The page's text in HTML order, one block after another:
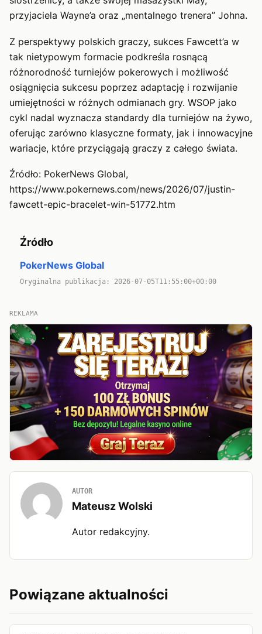
przyjaciela Wayne’a oraz „mentalnego trenera” Johna.
Z perspektywy polskich graczy, sukces Fawcett’a w
tak nietypowym formacie podkreśla rosnącą
różnorodność turniejów pokerowych i możliwość
osiągnięcia sukcesu poprzez adaptację i rozwijanie
umiejętności w różnych odmianach gry. WSOP jako
cykl nadal wyznacza standardy dla turniejów na żywo,
oferując zarówno klasyczne formaty, jak i innowacyjne
wariacje, które przyciągają graczy z całego świata.
Źródło: PokerNews Global,
https://www.pokernews.com/news/2026/07/justin-
fawcett-epic-bracelet-win-51772.htm
Źródło
PokerNews Global
Oryginalna publikacja: 2026-07-05T11:55:00+00:00
REKLAMA
AUTOR
Mateusz Wolski
Autor redakcyjny.
Powiązane aktualności